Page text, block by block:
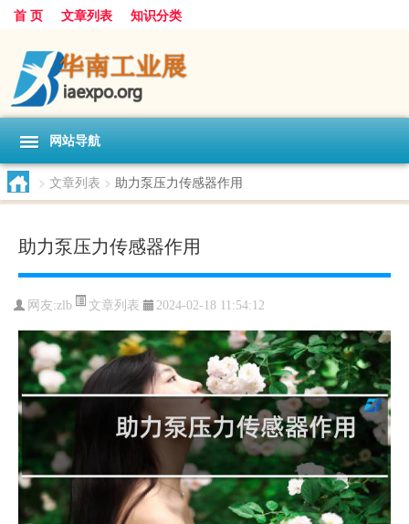
首 页 文章列表 知识分类
网站导航
> 文章列表 > 助力泵压力传感器作用
助力泵压力传感器作用
网友:zlb 文章列表 2024-02-18 11:54:12